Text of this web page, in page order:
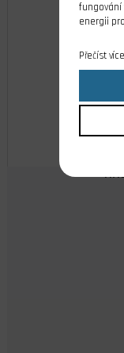
energii
Přečíst více